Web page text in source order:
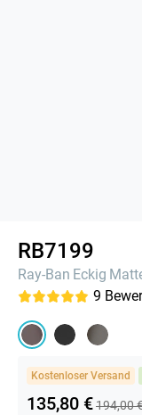
RB7199
Ray-Ban Eckig
9
Kostenloser Versand
135,80 €194,00